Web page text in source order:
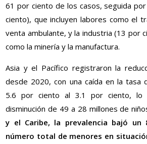
61 por ciento de los casos, seguida
ciento), que incluyen labores como el
venta ambulante, y la industria (13 por
como la minería y la manufactura.
Asia y el Pacífico registraron la
desde 2020, con una caída en la tasa
5.6 por ciento al 3.1 por ciento, lo
disminución de 49 a 28 millones de
y el Caribe, la prevalencia bajó
número total de menores en